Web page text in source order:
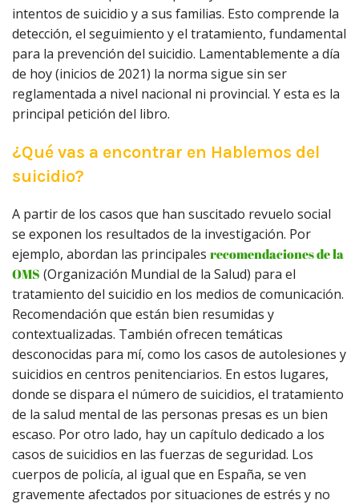
intentos de suicidio y a sus familias. Esto comprende la
detección, el seguimiento y el tratamiento, fundamental
para la prevención del suicidio. Lamentablemente a día
de hoy (inicios de 2021) la norma sigue sin ser
reglamentada a nivel nacional ni provincial. Y esta es la
principal petición del libro.
¿Qué vas a encontrar en Hablemos del
suicidio?
A partir de los casos que han suscitado revuelo social
se exponen los resultados de la investigación. Por
ejemplo, abordan las principales recomendaciones de la
OMS (Organización Mundial de la Salud) para el
tratamiento del suicidio en los medios de comunicación.
Recomendación que están bien resumidas y
contextualizadas. También ofrecen temáticas
desconocidas para mí, como los casos de autolesiones y
suicidios en centros penitenciarios. En estos lugares,
donde se dispara el número de suicidios, el tratamiento
de la salud mental de las personas presas es un bien
escaso. Por otro lado, hay un capítulo dedicado a los
casos de suicidios en las fuerzas de seguridad. Los
cuerpos de policía, al igual que en España, se ven
gravemente afectados por situaciones de estrés y no